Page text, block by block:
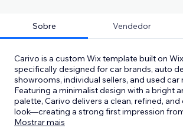
Sobre Vendedor
Carivo is a custom Wix template built on
specifically designed for car brands, auto
showrooms, individual sellers, and used car
Featuring a minimalist design with a bright
palette, Carivo delivers a clean, refined,
look—creating a strong first impression
Mostrar mais